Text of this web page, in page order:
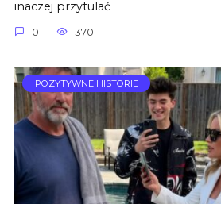
inaczej przytulać
0 370
POZYTYWNE HISTORIE